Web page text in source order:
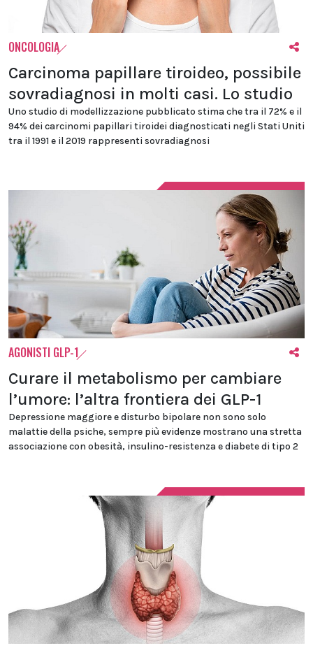
ONCOLOGIA
Carcinoma papillare tiroideo, possibile
sovradiagnosi in molti casi. Lo studio
Uno studio di modellizzazione pubblicato stima che tra il 72% e il
94% dei carcinomi papillari tiroidei diagnosticati negli Stati Uniti
tra il 1991 e il 2019 rappresenti sovradiagnosi
AGONISTI GLP-1
Curare il metabolismo per cambiare
l’umore: l’altra frontiera dei GLP-1
Depressione maggiore e disturbo bipolare non sono solo
malattie della psiche, sempre più evidenze mostrano una stretta
associazione con obesità, insulino-resistenza e diabete di tipo 2